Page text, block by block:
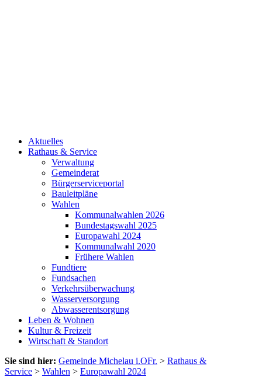
Aktuelles
Rathaus & Service
Verwaltung
Gemeinderat
Bürgerserviceportal
Bauleitpläne
Wahlen
Kommunalwahlen 2026
Bundestagswahl 2025
Europawahl 2024
Kommunalwahl 2020
Frühere Wahlen
Fundtiere
Fundsachen
Verkehrsüberwachung
Wasserversorgung
Abwasserentsorgung
Leben & Wohnen
Kultur & Freizeit
Wirtschaft & Standort
Sie sind hier: Gemeinde Michelau i.OFr. > Rathaus &
Service > Wahlen > Europawahl 2024